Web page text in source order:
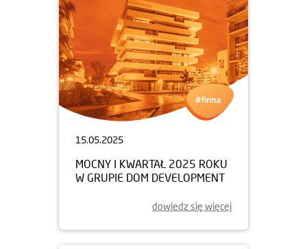
15.05.2025
MOCNY I KWARTAŁ 2025 ROKU
W GRUPIE DOM DEVELOPMENT
dowiedz się więcej